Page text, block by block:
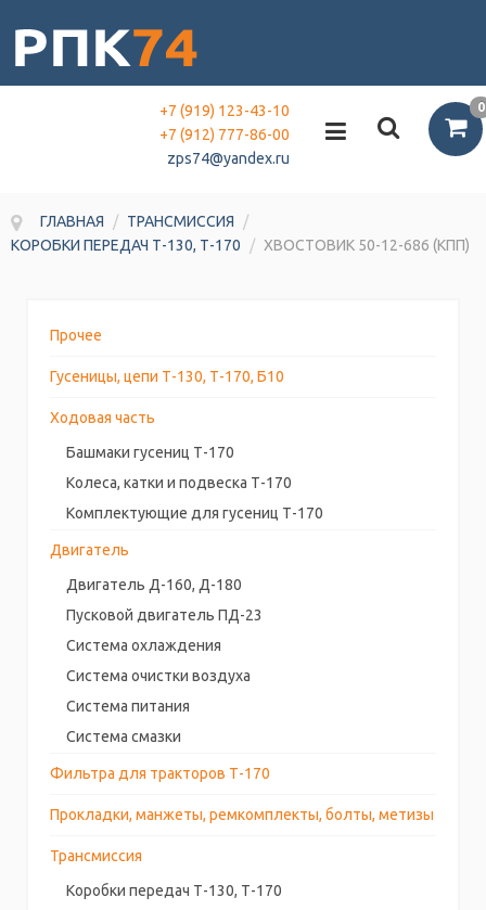
0
+7 (919) 123-43-10
+7 (912) 777-86-00
zps74@yandex.ru
ГЛАВНАЯ / ТРАНСМИССИЯ
/
КОРОБКИ ПЕРЕДАЧ Т-130, Т-170
/ ХВОСТОВИК 50-12-686 (КПП)
Прочее
Гусеницы, цепи Т-130, Т-170, Б10
Ходовая часть
Башмаки гусениц Т-170
Колеса, катки и подвеска Т-170
Комплектующие для гусениц Т-170
Двигатель
Двигатель Д-160, Д-180
Пусковой двигатель ПД-23
Система охлаждения
Система очистки воздуха
Система питания
Система смазки
Фильтра для тракторов Т-170
Прокладки, манжеты, ремкомплекты, болты, метизы
Трансмиссия
Коробки передач Т-130, Т-170